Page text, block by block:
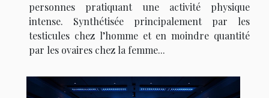
personnes pratiquant une activité physique
intense. Synthétisée principalement par les
testicules chez l’homme et en moindre quantité
par les ovaires chez la femme...